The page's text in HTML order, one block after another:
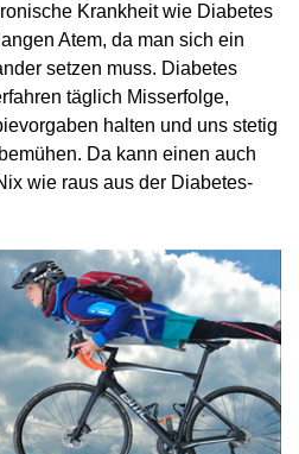
Krankheit wie Diabetes
Atem, da man sich ein
setzen muss. Diabetes
täglich Misserfolge,
halten und uns stetig
Da kann einen auch
wie raus aus der Diabetes-